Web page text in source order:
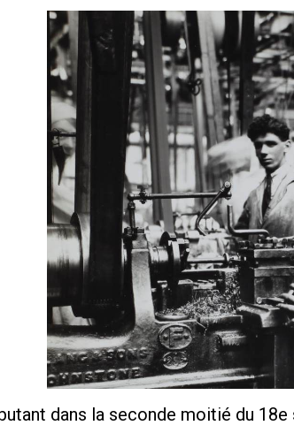
dans la seconde moitié du 18e